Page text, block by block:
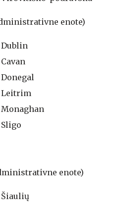
enote)
Leitrim
enote)